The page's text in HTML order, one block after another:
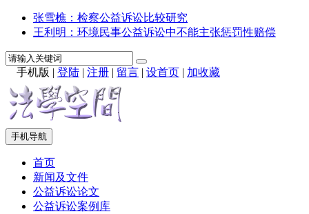
张雪樵：检察公益诉讼比较研究
王利明：环境民事公益诉讼中不能主张惩罚性赔偿
手机版 | 登陆 | 注册 | 留言 | 设首页 | 加收藏
手机导航
首页
新闻及文件
公益诉讼论文
公益诉讼案例库